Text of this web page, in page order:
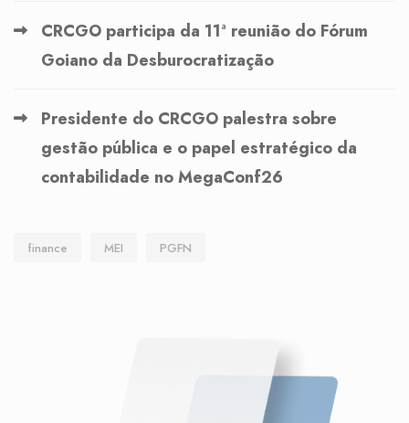
CRCGO participa da 11ª reunião do Fórum
Goiano da Desburocratização
Presidente do CRCGO palestra sobre
gestão pública e o papel estratégico da
contabilidade no MegaConf26
finance MEI PGFN